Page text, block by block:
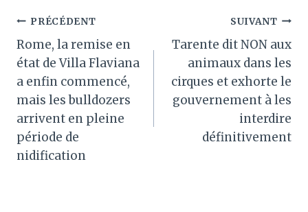
Navigation
de
l’article
PRÉCÉDENT
Rome, la remise en
état de Villa Flaviana
a enfin commencé,
mais les bulldozers
arrivent en pleine
période de
nidification
SUIVANT
Tarente dit NON aux
animaux dans les
cirques et exhorte le
gouvernement à les
interdire
définitivement